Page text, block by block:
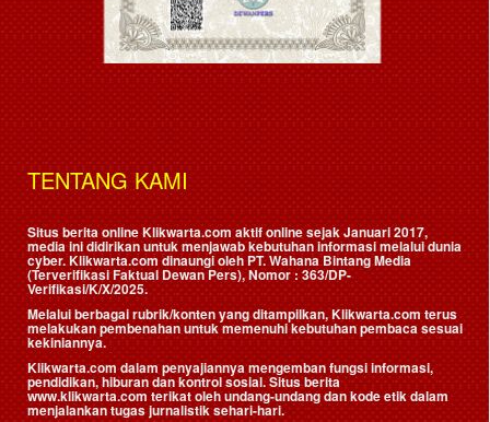
TENTANG KAMI
Situs berita online Klikwarta.com aktif online sejak Januari 2017,
media ini didirikan untuk menjawab kebutuhan informasi melalui dunia
cyber. Klikwarta.com dinaungi oleh PT. Wahana Bintang Media
(Terverifikasi Faktual Dewan Pers), Nomor : 363/DP-
Verifikasi/K/X/2025.
Melalui berbagai rubrik/konten yang ditampilkan, Klikwarta.com terus
melakukan pembenahan untuk memenuhi kebutuhan pembaca sesuai
kekiniannya.
Klikwarta.com dalam penyajiannya mengemban fungsi informasi,
pendidikan, hiburan dan kontrol sosial. Situs berita
www.klikwarta.com terikat oleh undang-undang dan kode etik dalam
menjalankan tugas jurnalistik sehari-hari.